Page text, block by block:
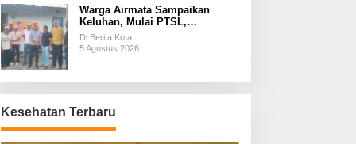
Warga Airmata Sampaikan
Keluhan, Mulai PTSL,
Ketersediaan Minyak Tanah &
Lahan Pemakaman
Di Berita Kota
5 Agustus 2026
Kesehatan Terbaru